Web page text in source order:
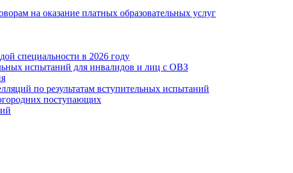
на оказание платных образовательных услуг
специальности в 2026 году
испытаний для инвалидов и лиц с ОВЗ
по результатам вступительных испытаний
поступающих